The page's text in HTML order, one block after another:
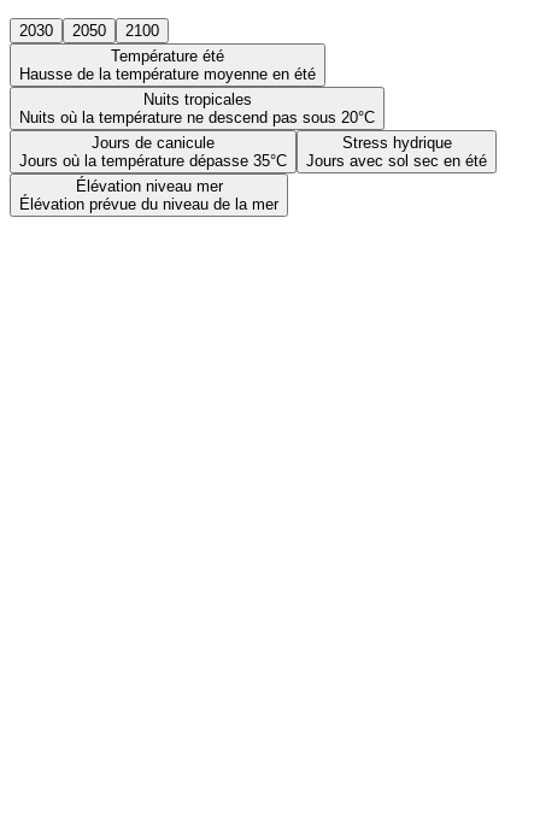
2030 2050
2100
Température été
Hausse de la température moyenne en été
Nuits tropicales
Nuits où la température ne descend pas sous 20°C
Jours de canicule
Jours où la température dépasse 35°C
Stress hydrique
Jours avec sol sec en été
Élévation niveau mer
Élévation prévue du niveau de la mer